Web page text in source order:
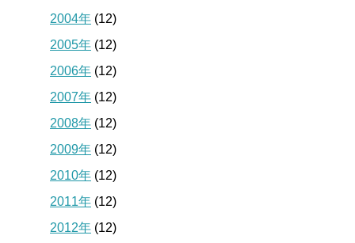
2004年 (12)
2005年 (12)
2006年 (12)
2007年 (12)
2008年 (12)
2009年 (12)
2010年 (12)
2011年 (12)
2012年 (12)